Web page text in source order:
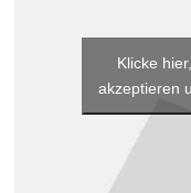
Klicke
akzeptieren